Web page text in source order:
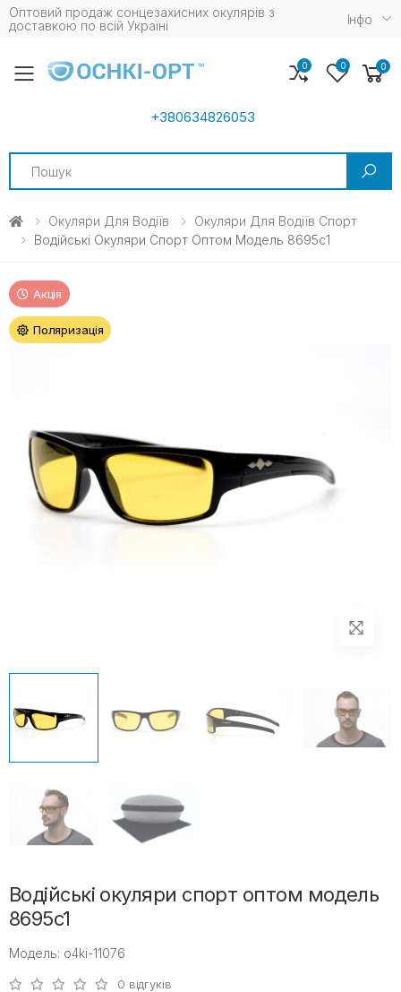
Оптовий продаж сонцезахисних окулярів з
доставкою по всій Україні
Iнфо
Toggle mobile menu
+380634826053
Search
0 0 0
Окуляри Для Водіїв
Окуляри Для Водіїв Спорт
Водійські Окуляри Спорт Оптом Модель 8695c1
Акція
Поляризація
Водійські окуляри спорт оптом модель
8695c1
Модель: o4ki-11076
0 відгуків